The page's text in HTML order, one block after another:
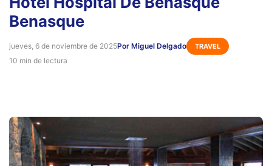
Benasque
jueves, 6 de noviembre de 2025Por Miguel Delgado TRAVEL
10 min de lectura